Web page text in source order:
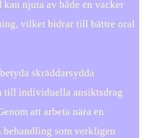
njuta av både en vacker
vilket bidrar till bättre oral
skräddarsydda
till individuella ansiktsdrag
att arbeta nära en
som verkligen